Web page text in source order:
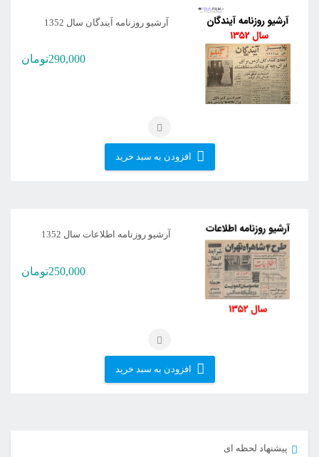
آرشیو روزنامه آیندگان سال 1352
290,000تومان
افزودن به سبد خرید
آرشیو روزنامه اطلاعات سال 1352
250,000تومان
افزودن به سبد خرید
پیشنهاد لحظه ای